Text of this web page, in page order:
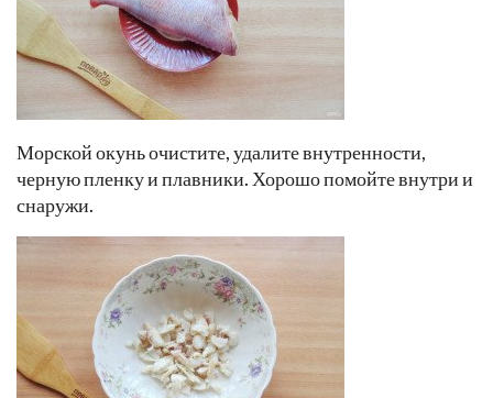
Морской окунь очистите, удалите внутренности,
черную пленку и плавники. Хорошо помойте внутри и
снаружи.